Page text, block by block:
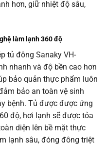
hơn, giữ nhiệt độ sâu,
làm lạnh 360 độ
tủ đông Sanaky VH-
nhanh và độ bền cao hơn
bảo quản thực phẩm luôn
bảo an toàn vệ sinh
bệnh. Tủ được được ứng
độ, hơi lạnh sẽ được tỏa
diện lên bề mặt thực
lạnh sâu, đóng đông triệt